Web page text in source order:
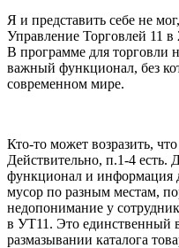
Я и представить себе не
Управление Торговлей 11 в
В программе для торговли
важный функционал, без
современном мире.
Кто-то может возразить,
Действительно, п.1-4 есть.
функционал и информация
мусор по разным местам,
недопонимание у
в УТ11. Это единственный
размазывании каталога